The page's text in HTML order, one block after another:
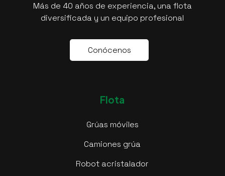
Más de 40 años de experiencia, una flota
diversificada y un equipo profesional
Conócenos
Flota
Grúas móviles
Camiones grúa
Robot acristalador